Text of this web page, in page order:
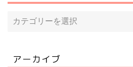
アーカイブ